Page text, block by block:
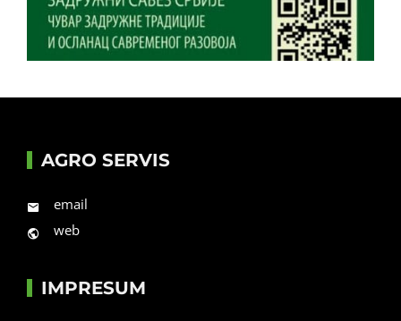
AGRO SERVIS
email
web
IMPRESUM